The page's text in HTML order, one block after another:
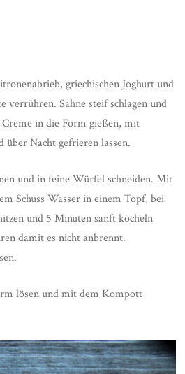
griechischen Joghurt und
verrühren. Sahne steif schlagen und
in die Form gießen, mit
über Nacht gefrieren lassen.
und in feine Würfel schneiden. Mit
Schuss Wasser in einem Topf, bei
und 5 Minuten sanft köcheln
damit es nicht anbrennt.
lösen und mit dem Kompott